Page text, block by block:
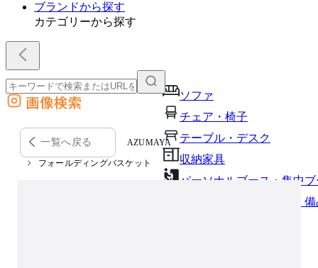
ブランドから探す
カテゴリーから探す
ソファ
チェア・椅子
テーブル・デスク
収納家具
パーソナルブース・集中
オフィスアクセサリー・
外部サイトの商品をカートに追加
他のサイトで見つけた商品ページのURLを貼り付けて、カートに追加できます
画像検索
一覧へ戻る AZUMAYA
フォールディングバスケット